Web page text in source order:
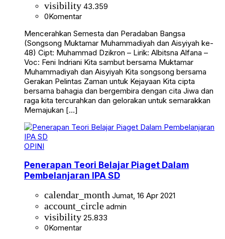
visibility 43.359
0Komentar
Mencerahkan Semesta dan Peradaban Bangsa
(Songsong Muktamar Muhammadiyah dan Aisyiyah ke-
48) Cipt: Muhammad Dzikron – Lirik: Albitsna Alfana –
Voc: Feni Indriani Kita sambut bersama Muktamar
Muhammadiyah dan Aisyiyah Kita songsong bersama
Gerakan Pelintas Zaman untuk Kejayaan Kita cipta
bersama bahagia dan bergembira dengan cita Jiwa dan
raga kita tercurahkan dan gelorakan untuk semarakkan
Memajukan […]
OPINI
Penerapan Teori Belajar Piaget Dalam
Pembelanjaran IPA SD
calendar_month Jumat, 16 Apr 2021
account_circle admin
visibility 25.833
0Komentar